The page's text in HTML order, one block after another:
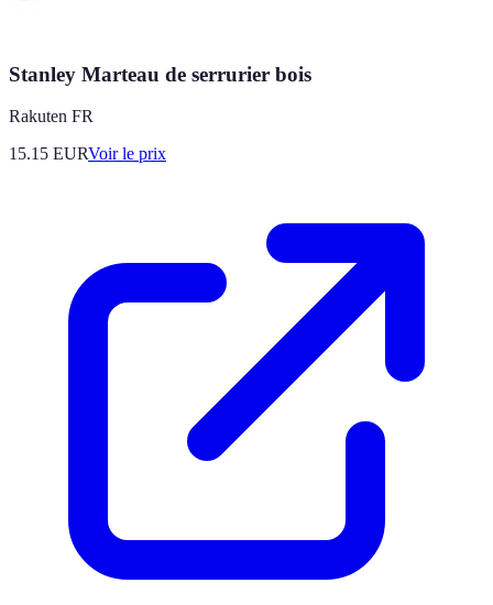
Stanley Marteau de serrurier bois
Rakuten FR
15.15 EURVoir le prix